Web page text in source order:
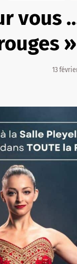
vous
13